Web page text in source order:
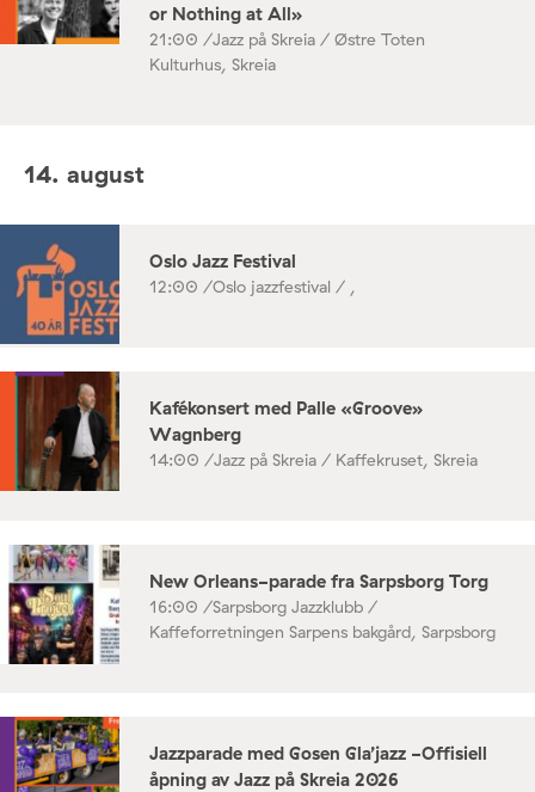
or Nothing at All»
21:00 /Jazz på Skreia / Østre Toten
Kulturhus, Skreia
14. august
Oslo Jazz Festival
12:00 /Oslo jazzfestival / ,
Kafékonsert med Palle «Groove»
Wagnberg
14:00 /Jazz på Skreia / Kaffekruset, Skreia
New Orleans-parade fra Sarpsborg Torg
16:00 /Sarpsborg Jazzklubb /
Kaffeforretningen Sarpens bakgård, Sarpsborg
Jazzparade med Gosen Gla’jazz -Offisiell
åpning av Jazz på Skreia 2026